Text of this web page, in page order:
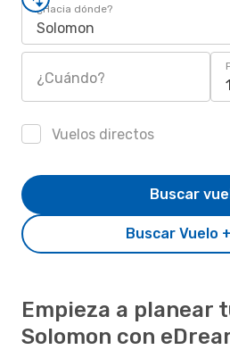
¿Hacia dónde?
Solomon
¿Cuándo?
Vuelos directos
Buscar Vuelo
Buscar
Empieza a planear
Solomon con